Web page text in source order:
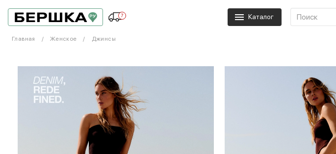
7 Каталог
Главная Женское Джинсы